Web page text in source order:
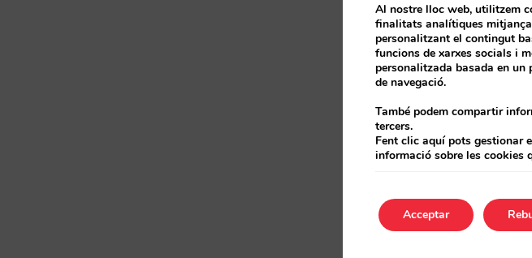
Al nostre lloc web, utilitzem
finalitats analítiques
personalitzant el contingut
funcions de xarxes socials i
personalitzada basada en
de navegació.
També podem compartir
tercers.
Fent clic aquí pots gestionar
informació sobre les cookies
Acceptar